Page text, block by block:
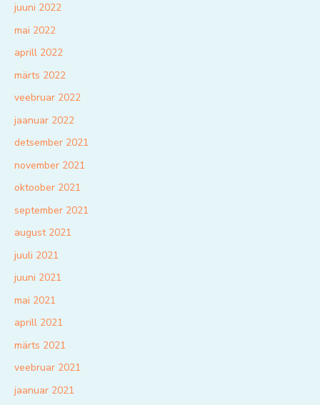
juuni 2022
mai 2022
aprill 2022
märts 2022
veebruar 2022
jaanuar 2022
detsember 2021
november 2021
oktoober 2021
september 2021
august 2021
juuli 2021
juuni 2021
mai 2021
aprill 2021
märts 2021
veebruar 2021
jaanuar 2021